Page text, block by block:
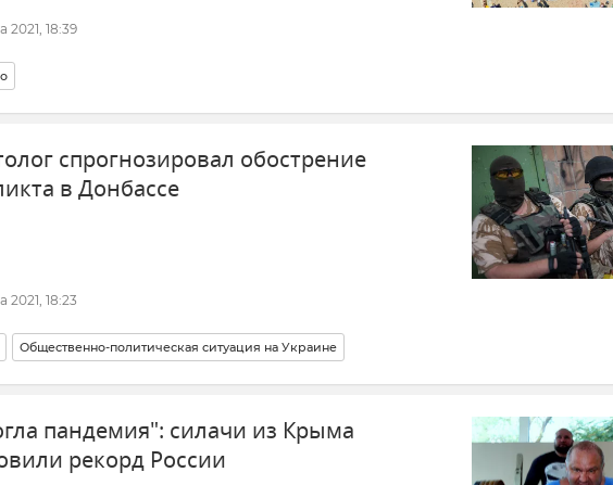
2021, 18:39
спрогнозировал обострение
в Донбассе
2021, 18:23
Общественно-политическая ситуация на Украине
в Донбассе: новости и комментарии
пандемия": силачи из Крыма
рекорд России